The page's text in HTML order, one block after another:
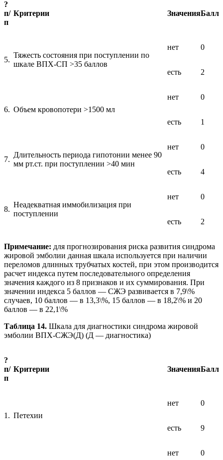
?
п/
п
Критерии ЗначенияБалл
5.
Тяжесть состояния при поступлении по
шкале ВПХ-СП >35 баллов
нет 0
есть 2
6. Объем кровопотери >1500 мл
нет 0
есть 1
7.
Длительность периода гипотонии менее 90
мм рт.ст. при поступлении >40 мин
нет 0
есть 4
8.
Неадекватная иммобилизация при
поступлении
нет 0
есть 2
Примечание: для прогнозирования риска развития синдрома
жировой эмболии данная шкала используется при наличии
переломов длинных трубчатых костей, при этом производится
расчет индекса путем последовательного определения
значения каждого из 8 признаков и их суммирования. При
значении индекса 5 баллов — СЖЭ развивается в 7,9\%
случаев, 10 баллов — в 13,3\%, 15 баллов — в 18,2\% и 20
баллов — в 22,1\%
Таблица 14. Шкала для диагностики синдрома жировой
эмболии ВПХ-СЖЭ(Д) (Д — диагностика)
?
п/
п
Критерии ЗначенияБалл
1. Петехии
нет 0
есть 9
нет 0